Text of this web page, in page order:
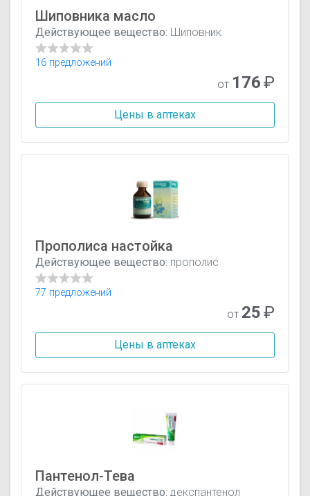
Шиповника масло
Действующее вещество: Шиповник
16 предложений
от 176₽
Цены в аптеках
Прополиса настойка
Действующее вещество: прополис
77 предложений
от 25₽
Цены в аптеках
Пантенол-Тева
Действующее вещество: декспантенол